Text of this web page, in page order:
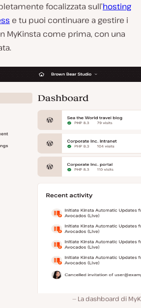
focalizzata sull’hosting
e tu puoi continuare a gestire i
MyKinsta come prima, con una
La dashboard di